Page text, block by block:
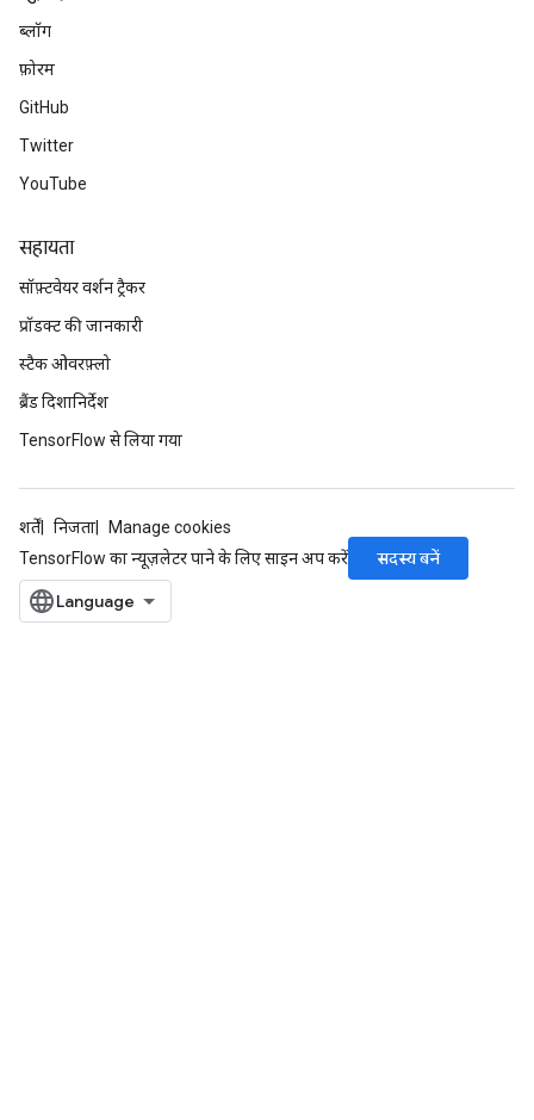
ब्लॉग
फ़ोरम
GitHub
Twitter
YouTube
सहायता
सॉफ़्टवेयर वर्शन ट्रैकर
प्रॉडक्ट की जानकारी
स्टैक ओवरफ़्लो
ब्रैंड दिशानिर्देश
TensorFlow से लिया गया
शर्तें निजता
Manage cookies
TensorFlow का न्यूज़लेटर पाने के लिए साइन अप करें
सदस्य बनें